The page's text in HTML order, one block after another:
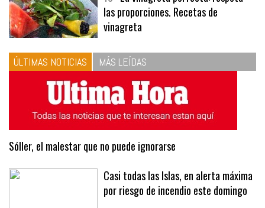
10La vinagreta perfecta: respeta
las proporciones. Recetas de
vinagreta
ÚLTIMAS NOTICIAS MÁS LEÍDAS
Sóller, el malestar que no puede ignorarse
Casi todas las Islas, en alerta máxima